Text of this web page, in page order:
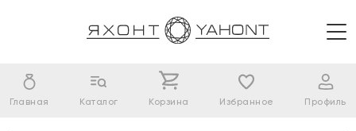
Главная Каталог Корзина Избранное Профиль